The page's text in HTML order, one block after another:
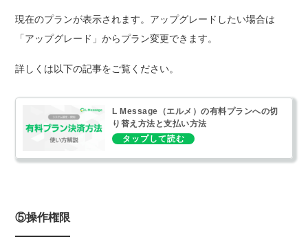
現在のプランが表示されます。アップグレードしたい場合は
「アップグレード」からプラン変更できます。
詳しくは以下の記事をご覧ください。
L Message（エルメ）の有料プランへの切
り替え方法と支払い方法
⑤操作権限